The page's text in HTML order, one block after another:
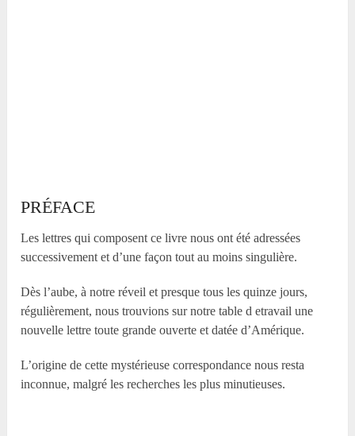
PRÉFACE
Les lettres qui composent ce livre nous ont été adressées
successivement et d’une façon tout au moins singulière.
Dès l’aube, à notre réveil et presque tous les quinze jours,
régulièrement, nous trouvions sur notre table d etravail une
nouvelle lettre toute grande ouverte et datée d’Amérique.
L’origine de cette mystérieuse correspondance nous resta
inconnue, malgré les recherches les plus minutieuses.